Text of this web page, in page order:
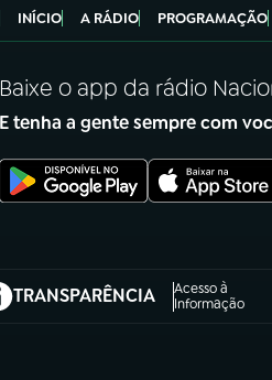
INÍCIO A RÁDIO PROGRAMAÇÃO
Baixe o app da rádio
E tenha a gente sempre com
TRANSPARÊNCIA
Acesso à
Informação
em nova aba)